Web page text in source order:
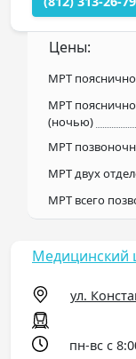
Цены:
МРТ
МРТ
(ночью)
МРТ
МРТ двух
МРТ всего
Медицинский
ул.
пн-вс с